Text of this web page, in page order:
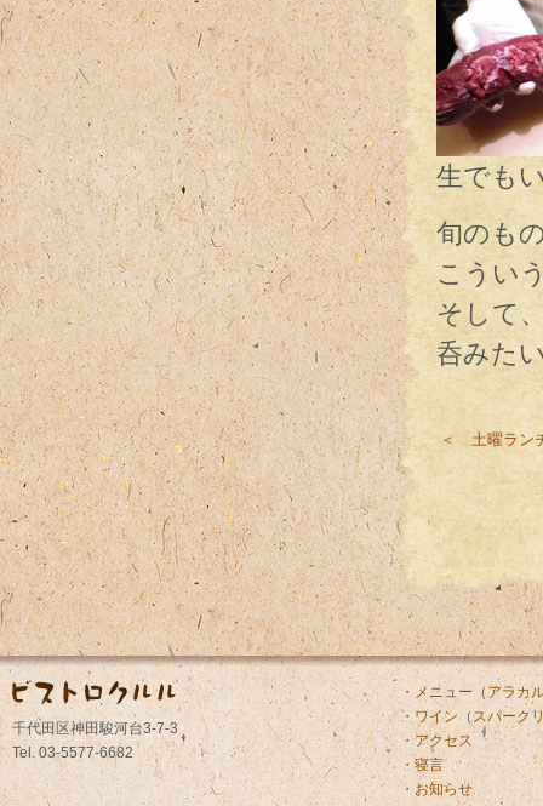
生でも
旬のも
こうい
そして
呑みた
＜ 土曜ラン
千代田区神田駿河台3-7-3
Tel. 03-5577-6682
・メニュー（ アラカ
・ワイン （スパーク
・アクセス
・寝言
・お知らせ